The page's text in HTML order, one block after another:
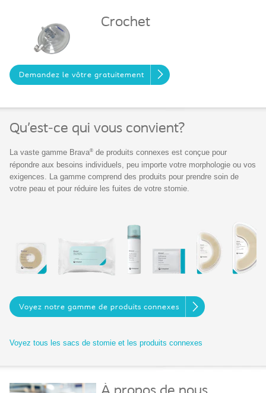
Crochet
Demandez le vôtre gratuitement
Qu’est-ce qui vous convient?
La vaste gamme Brava® de produits connexes est conçue pour
répondre aux besoins individuels, peu importe votre morphologie ou vos
exigences. La gamme comprend des produits pour prendre soin de
votre peau et pour réduire les fuites de votre stomie.
Voyez notre gamme de produits connexes
Voyez tous les sacs de stomie et les produits connexes